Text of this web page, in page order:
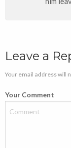
Leave a
Your email address will
Your Comment